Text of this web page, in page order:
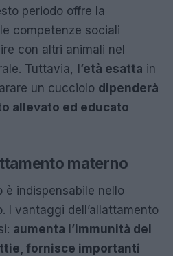
periodo offre la
competenze sociali
con altri animali nel
Tuttavia,
l’età esatta in
un cucciolo dipenderà
allevato ed educato
materno
è indispensabile nello
I vantaggi dell’allattamento
aumenta l’immunità del
fornisce importanti